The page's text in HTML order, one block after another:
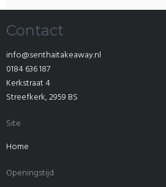
Contact
info@senthaitakeaway.nl
0184 636 187
Kerkstraat 4
Streefkerk,2959 BS
Site
Home
Openingstijd